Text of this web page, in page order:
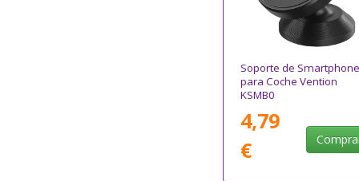
Soporte de Smartphone
para Coche Vention
KSMB0
4,79
€